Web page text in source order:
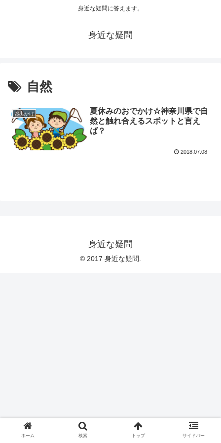
身近な疑問に答えます。
身近な疑問
自然
お出かけ
夏休みのおでかけ☆神奈川県で自
然と触れ合えるスポットと言え
ば？
2018.07.08
身近な疑問
© 2017 身近な疑問.
ホーム 検索 トップ サイドバー